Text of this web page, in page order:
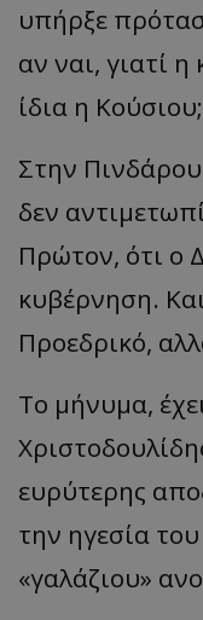
υπήρξε
αν ναι, γιατί
ίδια η Κούσιου;
Στην
δεν
Πρώτον, ότι ο
κυβέρνηση.
Προεδρικό,
Το μήνυμα,
ευρύτερης
την ηγεσία
«γαλάζιου»